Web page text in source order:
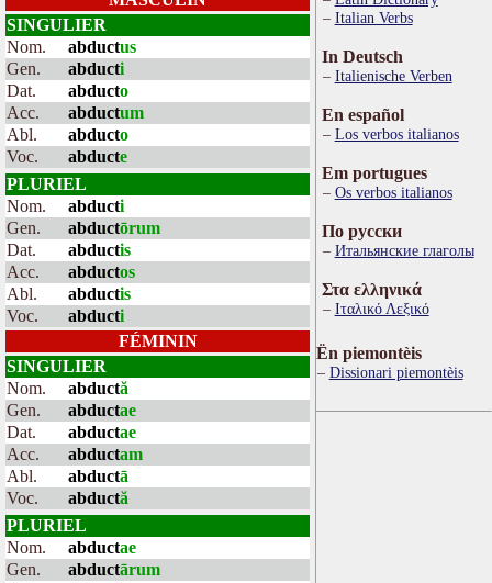
SINGULIER
Nom.
abductus
Gen.
abducti
Dat.
abducto
Acc.
abductum
Abl.
abducto
Voc.
abducte
PLURIEL
Nom.
abducti
Gen.
abductōrum
Dat.
abductis
Acc.
abductos
Abl.
abductis
Voc.
abducti
FÉMININ
SINGULIER
Nom.
abductă
Gen.
abductae
Dat.
abductae
Acc.
abductam
Abl.
abductā
Voc.
abductă
PLURIEL
Nom.
abductae
Gen.
abductārum
Italian Verbs
In Deutsch
Italienische Verben
En español
Los verbos italianos
Em portugues
Os verbos italianos
По русски
Итальянские глаголы
Στα ελληνικά
Ιταλικό Λεξικό
Ën piemontèis
Dissionari piemontèis